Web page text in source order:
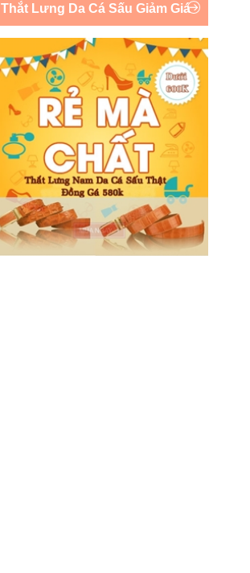
Thắt Lưng Da Cá Sấu Giảm Giá